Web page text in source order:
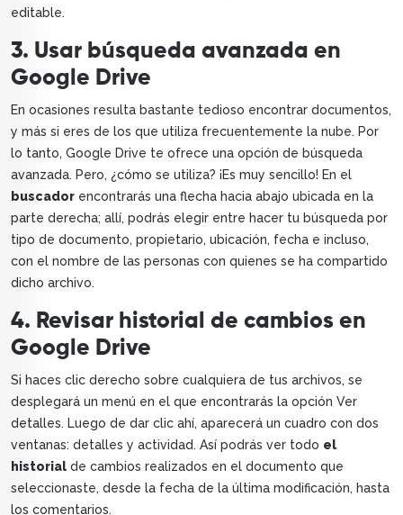
editable.
3. Usar búsqueda avanzada en
Google Drive
En ocasiones resulta bastante tedioso encontrar documentos,
y más si eres de los que utiliza frecuentemente la nube. Por
lo tanto, Google Drive te ofrece una opción de búsqueda
avanzada. Pero, ¿cómo se utiliza? ¡Es muy sencillo! En el
buscador encontrarás una flecha hacia abajo ubicada en la
parte derecha; allí, podrás elegir entre hacer tu búsqueda por
tipo de documento, propietario, ubicación, fecha e incluso,
con el nombre de las personas con quienes se ha compartido
dicho archivo.
4. Revisar historial de cambios en
Google Drive
Si haces clic derecho sobre cualquiera de tus archivos, se
desplegará un menú en el que encontrarás la opción Ver
detalles. Luego de dar clic ahí, aparecerá un cuadro con dos
ventanas: detalles y actividad. Así podrás ver todo el
historial de cambios realizados en el documento que
seleccionaste, desde la fecha de la última modificación, hasta
los comentarios.